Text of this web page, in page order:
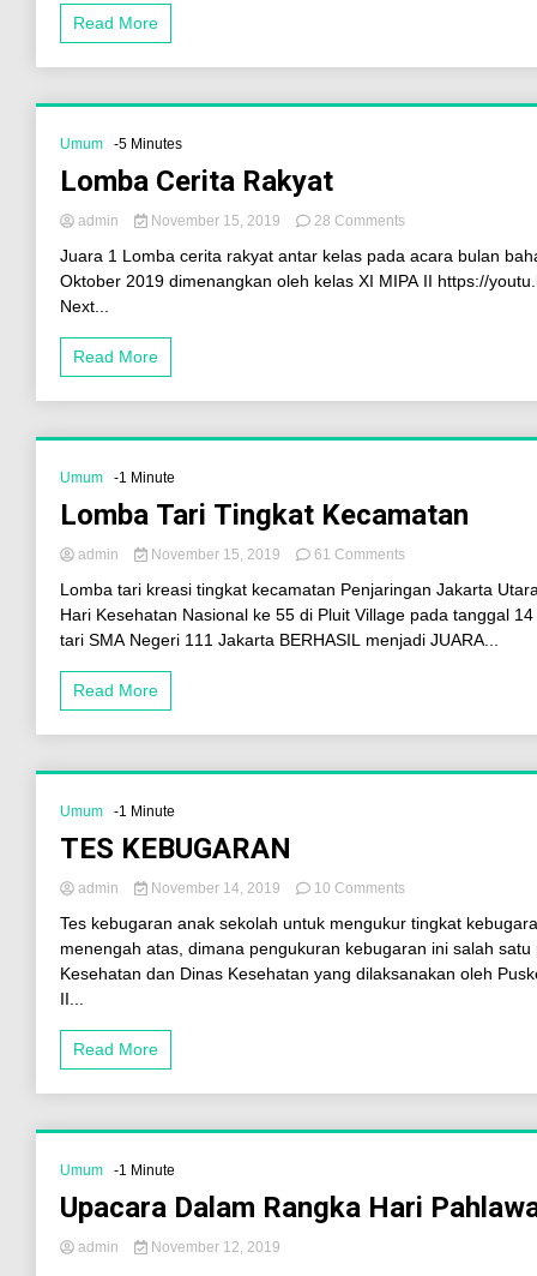
Read More
Umum -5 Minutes
Lomba Cerita Rakyat
admin November 15, 2019 28 Comments
Juara 1 Lomba cerita rakyat antar kelas pada acara bulan
Oktober 2019 dimenangkan oleh kelas XI MIPA II https://
Next...
Read More
Umum -1 Minute
Lomba Tari Tingkat Kecamatan
admin November 15, 2019 61 Comments
Lomba tari kreasi tingkat kecamatan Penjaringan Jakarta
Hari Kesehatan Nasional ke 55 di Pluit Village pada tanggal
tari SMA Negeri 111 Jakarta BERHASIL menjadi JUARA...
Read More
Umum -1 Minute
TES KEBUGARAN
admin November 14, 2019 10 Comments
Tes kebugaran anak sekolah untuk mengukur tingkat
menengah atas, dimana pengukuran kebugaran ini salah
Kesehatan dan Dinas Kesehatan yang dilaksanakan oleh
II...
Read More
Umum -1 Minute
Upacara Dalam Rangka Hari
admin November 12, 2019